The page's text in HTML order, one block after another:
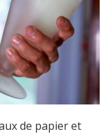
de papier et